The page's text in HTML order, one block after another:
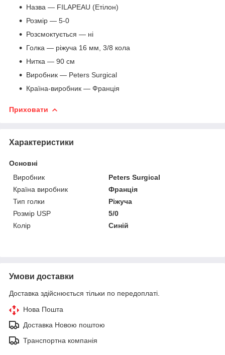
Назва ― FILAPEAU (Етілон)
Розмір ― 5-0
Розсмоктується ― ні
Голка ― ріжуча 16 мм, 3/8 кола
Нитка — 90 см
Виробник ― Peters Surgical
Країна-виробник ― Франція
Приховати
Характеристики
Основні
Виробник
Peters Surgical
Країна виробник
Франція
Тип голки
Ріжуча
Розмір USP
5/0
Колір
Синій
Умови доставки
Доставка здійснюється тільки по передоплаті.
Нова Пошта
Доставка Новою поштою
Транспортна компанія